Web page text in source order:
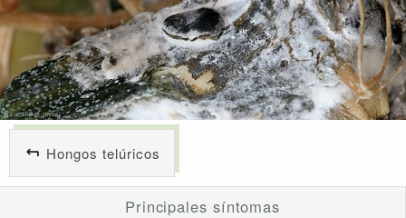
Hongos telúricos
Principales síntomas